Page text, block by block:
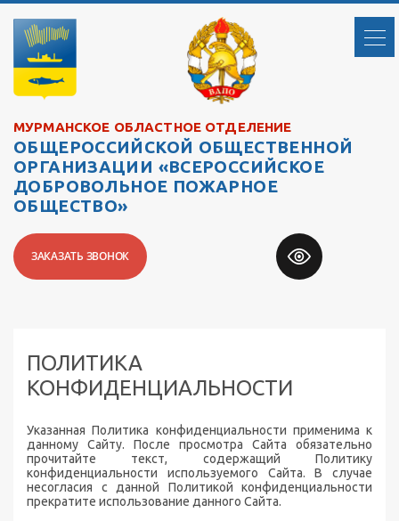
МУРМАНСКОЕ ОБЛАСТНОЕ ОТДЕЛЕНИЕ
ОБЩЕРОССИЙСКОЙ ОБЩЕСТВЕННОЙ
ОРГАНИЗАЦИИ «ВСЕРОССИЙСКОЕ
ДОБРОВОЛЬНОЕ ПОЖАРНОЕ
ОБЩЕСТВО»
ЗАКАЗАТЬ ЗВОНОК
ПОЛИТИКА
КОНФИДЕНЦИАЛЬНОСТИ
Указанная Политика конфиденциальности применима к
данному Сайту. После просмотра Сайта обязательно
прочитайте текст, содержащий Политику
конфиденциальности используемого Сайта. В случае
несогласия с данной Политикой конфиденциальности
прекратите использование данного Сайта.